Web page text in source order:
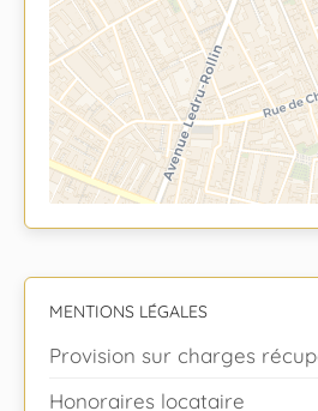
MENTIONS LÉGALES
Provision sur charges
Honoraires locataire